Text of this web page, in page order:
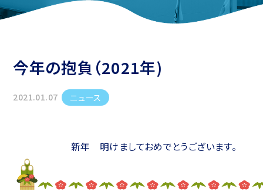
今年の抱負（2021年)
2021.01.07 ニュース
新年 明けましておめでとうございます。